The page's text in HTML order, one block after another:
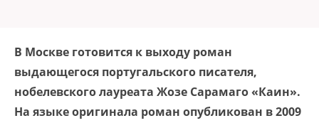
В Москве готовится к выходу роман
выдающегося португальского писателя,
нобелевского лауреата Жозе Сарамаго «Каин».
На языке оригинала роман опубликован в 2009